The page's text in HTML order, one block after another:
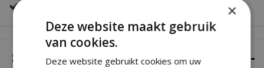
SPECIFICATIES
×
Deze website maakt gebruik
van cookies.
Deze website gebruikt cookies om uw